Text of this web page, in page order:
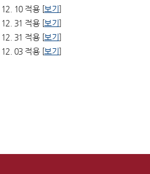
10 적용 [보기]
31 적용 [보기]
31 적용 [보기]
03 적용 [보기]